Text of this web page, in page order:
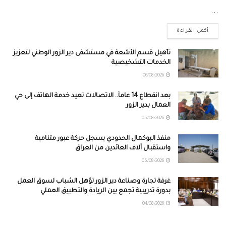
...
أكمل القراءة
تأهيل قسم الأشعة في مستشفى دير الزور الوطني لتعزيز
الخدمات التشخيصية
بعد انقطاع 14 عاماً.. الاتصالات تعيد خدمة الهاتف إلى حي
العمال بدير الزور
منفذ البوكمال الحدودي يسجل حركة عبور متنامية
واستقبال آلاف العائدين من العراق
غرفة تجارة وصناعة دير الزور تؤهل الشباب لسوق العمل
بدورة تدريبية تجمع بين الريادة والتطبيق العملي